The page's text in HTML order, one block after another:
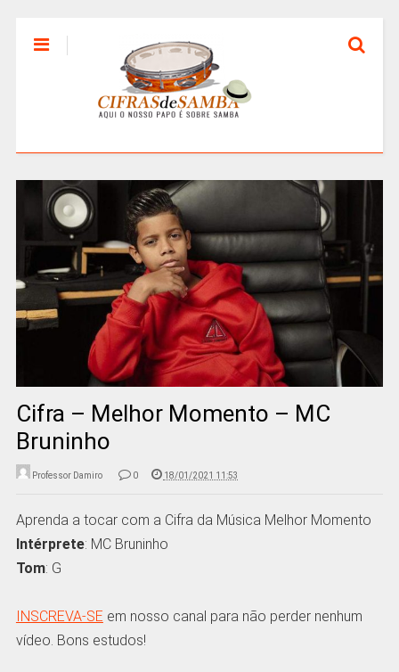
Cifra – Melhor Momento – MC
Bruninho
Professor Damiro 0 18/01/2021 11:53
Aprenda a tocar com a Cifra da Música Melhor Momento
Intérprete: MC Bruninho
Tom: G
INSCREVA-SE em nosso canal para não perder nenhum
vídeo. Bons estudos!